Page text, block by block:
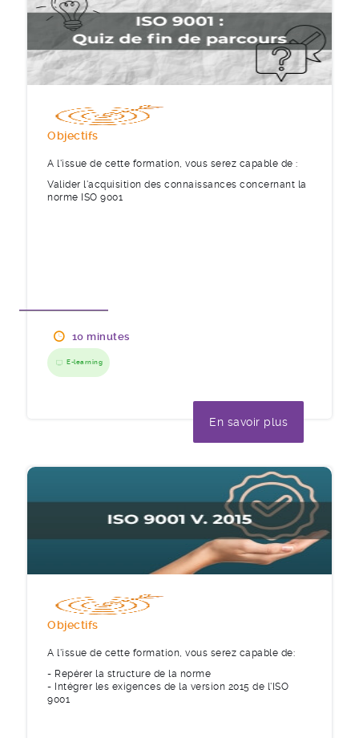
Objectifs
A l'issue de cette formation, vous serez capable de :
Valider l'acquisition des connaissances concernant la
norme ISO 9001
10 minutes
E-learning
En savoir plus
Objectifs
A l'issue de cette formation, vous serez capable de:
- Repérer la structure de la norme
- Intégrer les exigences de la version 2015 de l'ISO
9001